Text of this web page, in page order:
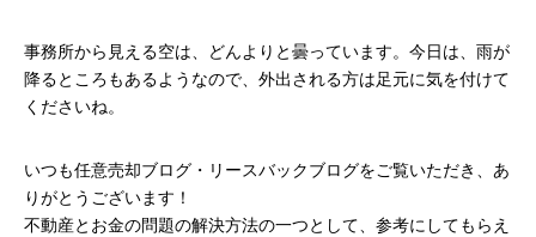
事務所から見える空は、どんよりと曇っています。今日は、雨が
降るところもあるようなので、外出される方は足元に気を付けて
くださいね。
いつも任意売却ブログ・リースバックブログをご覧いただき、あ
りがとうございます！
不動産とお金の問題の解決方法の一つとして、参考にしてもらえ